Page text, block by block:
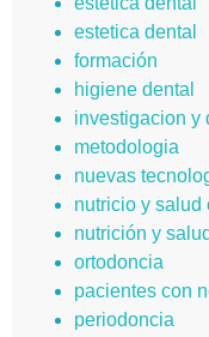
estetica dental
formación
higiene dental
investigacion y
metodologia
nuevas
nutricio y salud
nutrición y
ortodoncia
pacientes con
periodoncia